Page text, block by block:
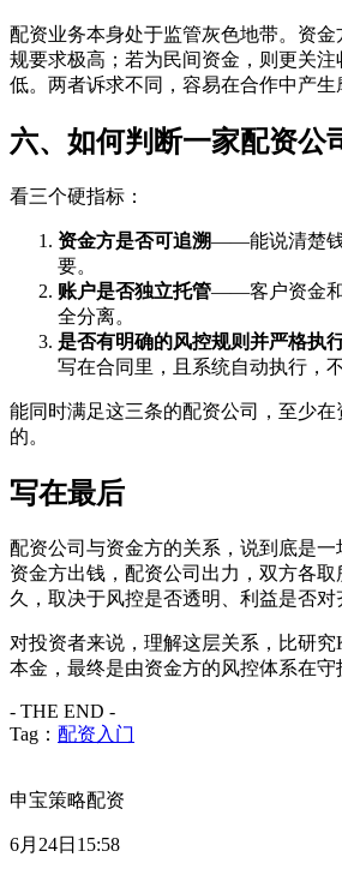
配资业务本身处于监管灰色地带。资
规要求极高；若为民间资金，则更关
低。两者诉求不同，容易在合作中产生
六、如何判断一家配资公
看三个硬指标：
资金方是否可追溯——能说清楚钱
要。
账户是否独立托管——客户资金和
全分离。
是否有明确的风控规则并严格执
写在合同里，且系统自动执行，
能同时满足这三条的配资公司，至少
的。
写在最后
配资公司与资金方的关系，说到底是一
资金方出钱，配资公司出力，双方各
久，取决于风控是否透明、利益是否对
对投资者来说，理解这层关系，比研
本金，最终是由资金方的风控体系在守
- THE END -
Tag： 配资入门
申宝策略配资
6月24日15:58